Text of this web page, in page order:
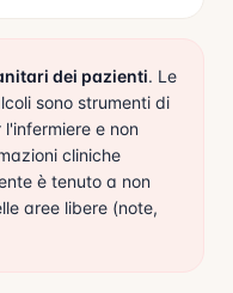
dei pazienti. Le
sono strumenti di
e non
cliniche
è tenuto a non
aree libere (note,